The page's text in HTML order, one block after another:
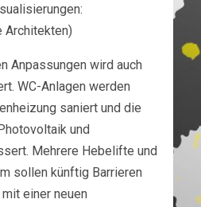
Architekten)
Anpassungen wird auch
WC-Anlagen werden
saniert und die
und
Mehrere Hebelifte und
sollen künftig Barrieren
einer neuen